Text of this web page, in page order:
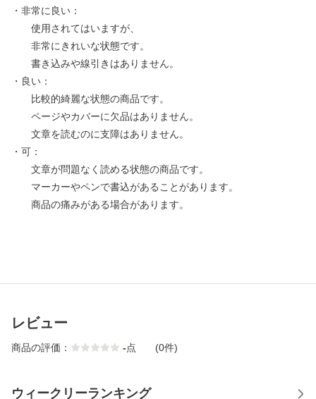
・非常に良い：
使用されてはいますが、
非常にきれいな状態です。
書き込みや線引きはありません。
・良い：
比較的綺麗な状態の商品です。
ページやカバーに欠品はありません。
文章を読むのに支障はありません。
・可：
文章が問題なく読める状態の商品です。
マーカーやペンで書込があることがあります。
商品の痛みがある場合があります。
レビュー
商品の評価： -点 (0件)
ウィークリーランキング